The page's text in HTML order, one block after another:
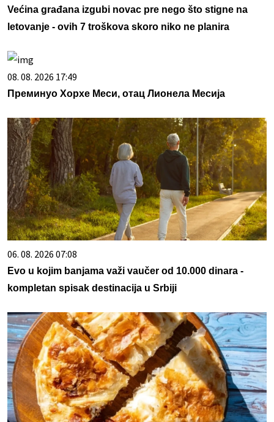
Većina građana izgubi novac pre nego što stigne na
letovanje - ovih 7 troškova skoro niko ne planira
08. 08. 2026 17:49
Преминуо Хорхе Меси, отац Лионела Месија
06. 08. 2026 07:08
Evo u kojim banjama važi vaučer od 10.000 dinara -
kompletan spisak destinacija u Srbiji